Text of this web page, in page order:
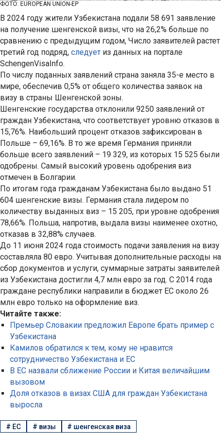
ФОТО: EUROPEAN UNION-EP
В 2024 году жители Узбекистана подали 58 691 заявление
на получение шенгенской визы, что на 26,2% больше по
сравнению с предыдущим годом, Число заявителей растет
третий год подряд, следует из данных на портале
SchengenVisaInfo.
По числу поданных заявлений страна заняла 35-е место в
мире, обеспечив 0,5% от общего количества заявок на
визу в страны Шенгенской зоны.
Шенгенские государства отклонили 9250 заявлений от
граждан Узбекистана, что соответствует уровню отказов в
15,76%. Наибольший процент отказов зафиксирован в
Польше – 69,16%. В то же время Германия приняли
больше всего заявлений – 19 329, из которых 15 525 были
одобрены. Самый высокий уровень одобрения виз
отмечен в Болгарии.
По итогам года гражданам Узбекистана было выдано 51
604 шенгенские визы. Германия стала лидером по
количеству выданных виз – 15 205, при уровне одобрения
78,66%. Польша, напротив, выдала визы наименее охотно,
отказав в 32,88% случаев.
До 11 июня 2024 года стоимость подачи заявления на визу
составляла 80 евро. Учитывая дополнительные расходы на
сбор документов и услуги, суммарные затраты заявителей
из Узбекистана достигли 4,7 млн евро за год. С 2014 года
граждане республики направили в бюджет ЕС около 26
млн евро только на оформление виз.
Читайте также:
Премьер Словакии предложил Европе брать пример с
Узбекистана
Камилов обратился к тем, кому не нравится
сотрудничество Узбекистана и ЕС
В ЕС назвали сближение России и Китая величайшим
вызовом
Доля отказов в визах США для граждан Узбекистана
выросла
# ЕС # визы # шенгенская виза